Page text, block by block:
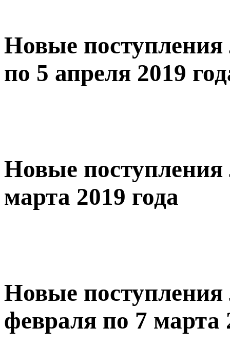
Новые поступления
по 5 апреля 2019
Новые поступления
марта 2019 года
Новые поступления
февраля по 7 марта